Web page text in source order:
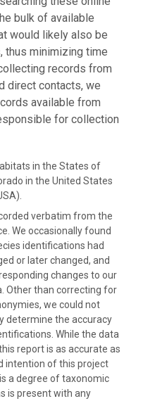
bulk of available
would likely also be
thus minimizing time
records from
direct contacts, we
available from
for collection
in the States of
in the United States
verbatim from the
We occasionally found
identifications had
or later changed, and
changes to our
Other than correcting for
we could not
determine the accuracy
While the data
report is as accurate as
intention of this project
a degree of taxonomic
is present with any